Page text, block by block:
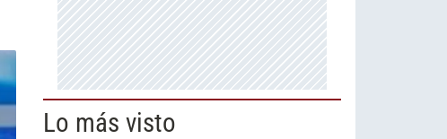
Lo más visto